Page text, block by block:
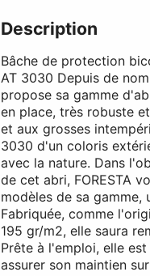
Description
Bâche de protection
AT 3030 Depuis de
propose sa gamme
en place, très robuste
et aux grosses
3030 d'un coloris
avec la nature. Dans
de cet abri, FORESTA
modèles de sa gamme,
Fabriquée, comme
195 gr/m2, elle saura
Prête à l'emploi, elle
assurer son maintien